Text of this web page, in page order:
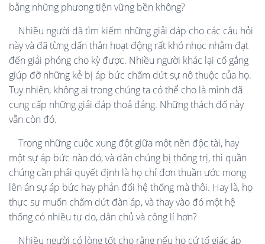
bằng những phương tiện vững bền không?
Nhiều người đã tìm kiếm những giải đáp cho các câu hỏi
này và đã từng dấn thân hoạt động rất khó nhọc nhằm đạt
đến giải phóng cho kỳ được. Nhiều người khác lại cố gắng
giúp đỡ những kẻ bị áp bức chấm dứt sự nô thuộc của họ.
Tuy nhiên, không ai trong chúng ta có thể cho là mình đã
cung cấp những giải đáp thoả đáng. Những thách đố này
vẫn còn đó.
Trong những cuộc xung đột giữa một nền độc tài, hay
một sự áp bức nào đó, và dân chúng bị thống trị, thì quần
chúng cần phải quyết định là họ chỉ đơn thuần ước mong
lên án sự áp bức hay phản đối hệ thống mà thôi. Hay là, họ
thực sự muốn chấm dứt đàn áp, và thay vào đó một hệ
thống có nhiều tự do, dân chủ và công lí hơn?
Nhiều người có lòng tốt cho rằng nếu họ cứ tố giác áp